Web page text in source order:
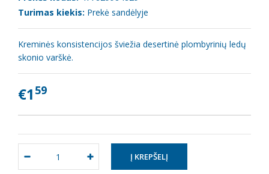
Turimas kiekis: Prekė sandėlyje
Kreminės konsistencijos šviežia desertinė plombyrinių ledų
skonio varškė.
€1 59